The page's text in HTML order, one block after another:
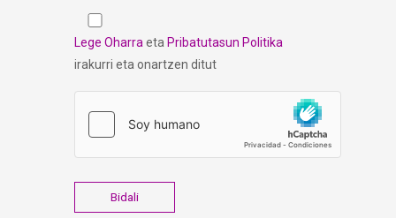
Lege Oharra eta Pribatutasun Politika
irakurri eta onartzen ditut